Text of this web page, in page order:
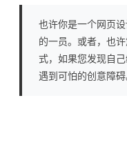
也许你是一个网页
的一员。或者，也
式，如果您发现自
遇到可怕的创意障碍